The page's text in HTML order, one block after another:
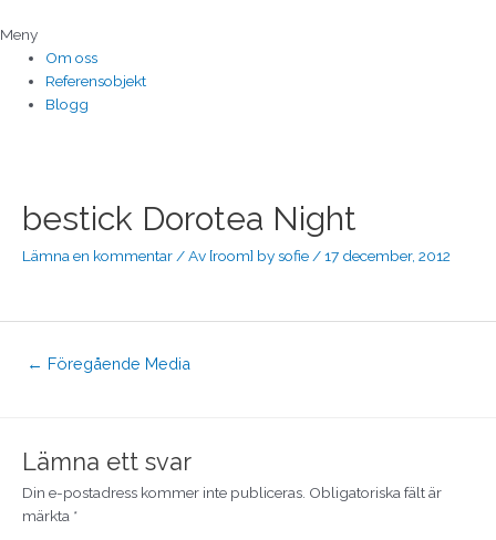
till
innehåll
Meny
Om oss
Referensobjekt
Blogg
bestick Dorotea Night
Lämna en kommentar/ Av [room] by sofie/17 december, 2012
← Föregående Media
Lämna ett svar
Din e-postadress kommer inte publiceras. Obligatoriska fält är
märkta *